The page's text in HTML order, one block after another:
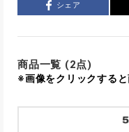
シェア
商品一覧 (2点)
※画像をクリックすると